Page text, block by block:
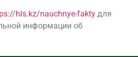
hls.kz/nauchnye-fakty для
информации об